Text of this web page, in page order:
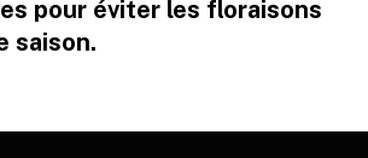
pour éviter les floraisons
saison.